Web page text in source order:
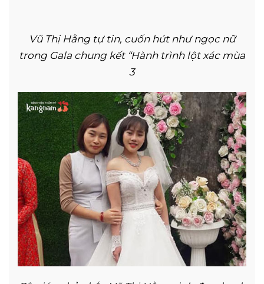
Vũ Thị Hằng tự tin, cuốn hút như ngọc nữ
trong Gala chung kết “Hành trình lột xác mùa
3